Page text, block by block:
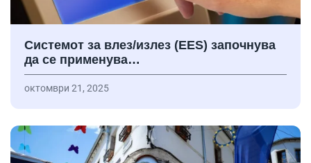
Системот за влез/излез (EES) започнува
да се применува…
октомври 21, 2025